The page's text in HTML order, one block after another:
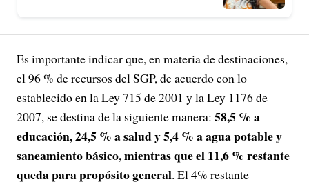
Es importante indicar que, en materia de destinaciones,
el 96 % de recursos del SGP, de acuerdo con lo
establecido en la Ley 715 de 2001 y la Ley 1176 de
2007, se destina de la siguiente manera: 58,5 % a
educación, 24,5 % a salud y 5,4 % a agua potable y
saneamiento básico, mientras que el 11,6 % restante
queda para propósito general. El 4% restante